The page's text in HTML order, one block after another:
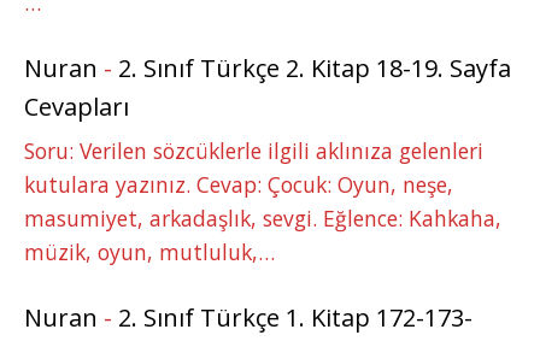
Nuran - 2. Sınıf Türkçe 2. Kitap 18-19. Sayfa
Cevapları
Soru: Verilen sözcüklerle ilgili aklınıza gelenleri
kutulara yazınız. Cevap: Çocuk: Oyun, neşe,
masumiyet, arkadaşlık, sevgi. Eğlence: Kahkaha,
müzik, oyun, mutluluk,…
Nuran - 2. Sınıf Türkçe 1. Kitap 172-173-